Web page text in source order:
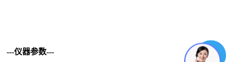
---仪器参数---